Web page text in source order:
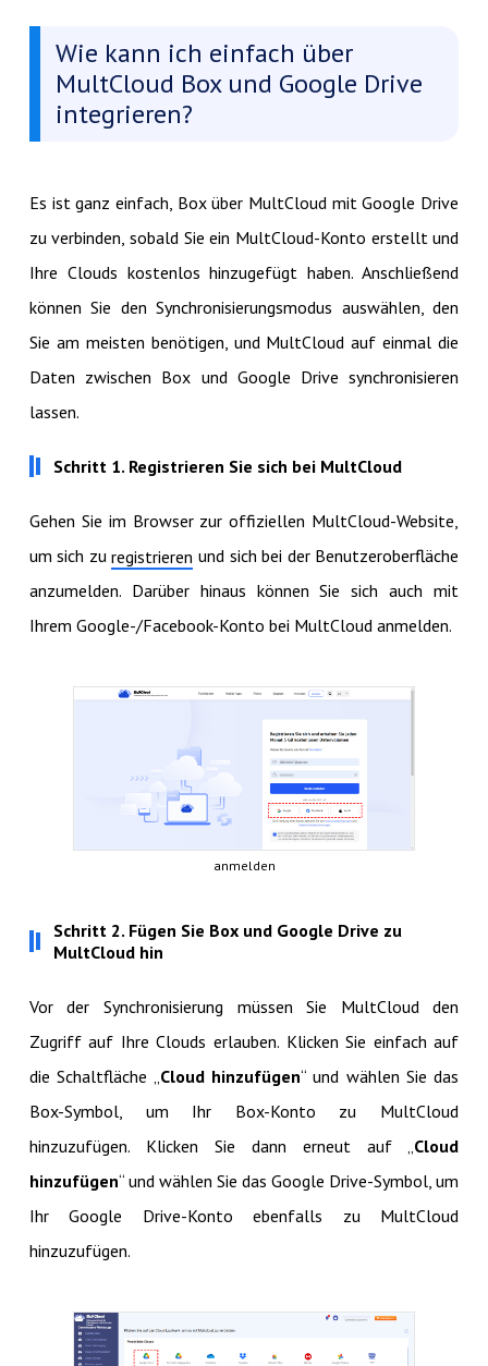
Wie kann ich einfach über
MultCloud Box und Google Drive
integrieren?
Es ist ganz einfach, Box über MultCloud mit Google Drive
zu verbinden, sobald Sie ein MultCloud-Konto erstellt und
Ihre Clouds kostenlos hinzugefügt haben. Anschließend
können Sie den Synchronisierungsmodus auswählen, den
Sie am meisten benötigen, und MultCloud auf einmal die
Daten zwischen Box und Google Drive synchronisieren
lassen.
Schritt 1. Registrieren Sie sich bei MultCloud
Gehen Sie im Browser zur offiziellen MultCloud-Website,
um sich zuregistrieren und sich bei der Benutzeroberfläche
anzumelden. Darüber hinaus können Sie sich auch mit
Ihrem Google-/Facebook-Konto bei MultCloud anmelden.
anmelden
Schritt 2. Fügen Sie Box und Google Drive zu
MultCloud hin
Vor der Synchronisierung müssen Sie MultCloud den
Zugriff auf Ihre Clouds erlauben. Klicken Sie einfach auf
die Schaltfläche „Cloud hinzufügen“ und wählen Sie das
Box-Symbol, um Ihr Box-Konto zu MultCloud
hinzuzufügen. Klicken Sie dann erneut auf „Cloud
hinzufügen“ und wählen Sie das Google Drive-Symbol, um
Ihr Google Drive-Konto ebenfalls zu MultCloud
hinzuzufügen.